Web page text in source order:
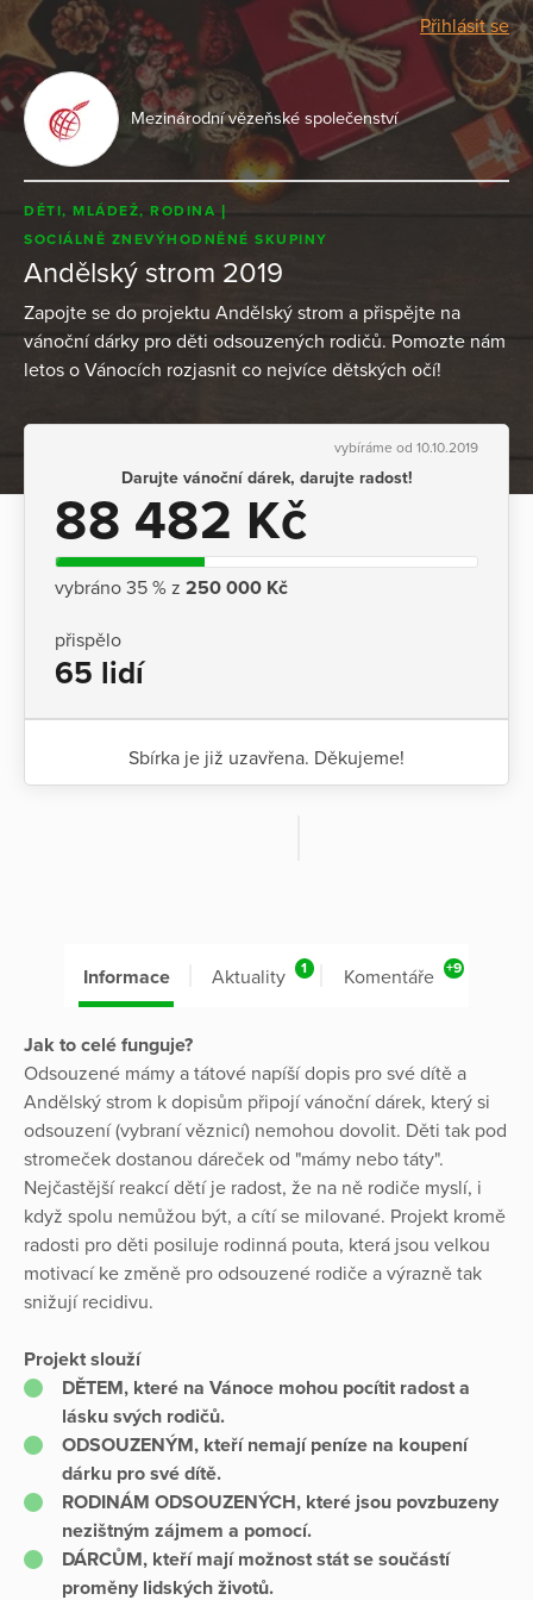
Přihlásit se
Mezinárodní vězeňské společenství
DĚTI, MLÁDEŽ, RODINA
SOCIÁLNĚ ZNEVÝHODNĚNÉ SKUPINY
Andělský strom 2019
Zapojte se do projektu Andělský strom a přispějte na
vánoční dárky pro děti odsouzených rodičů. Pomozte nám
letos o Vánocích rozjasnit co nejvíce dětských očí!
vybíráme od 10.10.2019
Darujte vánoční dárek, darujte radost!
88 482 Kč
vybráno 35 % z 250 000 Kč
přispělo
65 lidí
Sbírka je již uzavřena. Děkujeme!
Informace Aktuality 1 Komentáře +9
Jak to celé funguje?
Odsouzené mámy a tátové napíší dopis pro své dítě a
Andělský strom k dopisům připojí vánoční dárek, který si
odsouzení (vybraní věznicí) nemohou dovolit. Děti tak pod
stromeček dostanou dáreček od "mámy nebo táty".
Nejčastější reakcí dětí je radost, že na ně rodiče myslí, i
když spolu nemůžou být, a cítí se milované. Projekt kromě
radosti pro děti posiluje rodinná pouta, která jsou velkou
motivací ke změně pro odsouzené rodiče a výrazně tak
snižují recidivu.
Projekt slouží
DĚTEM, které na Vánoce mohou pocítit radost a
lásku svých rodičů.
ODSOUZENÝM, kteří nemají peníze na koupení
dárku pro své dítě.
RODINÁM ODSOUZENÝCH, které jsou povzbuzeny
nezištným zájmem a pomocí.
DÁRCŮM, kteří mají možnost stát se součástí
proměny lidských životů.